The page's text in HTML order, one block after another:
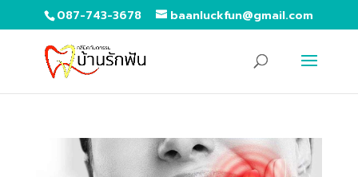
087-743-3678 baanluckfun@gmail.com